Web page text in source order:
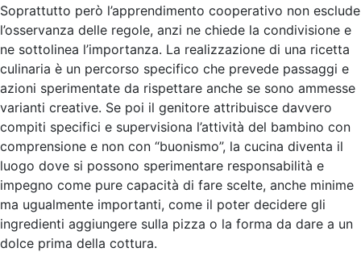
Soprattutto però l’apprendimento cooperativo non esclude
l’osservanza delle regole, anzi ne chiede la condivisione e
ne sottolinea l’importanza. La realizzazione di una ricetta
culinaria è un percorso specifico che prevede passaggi e
azioni sperimentate da rispettare anche se sono ammesse
varianti creative. Se poi il genitore attribuisce davvero
compiti specifici e supervisiona l’attività del bambino con
comprensione e non con “buonismo”, la cucina diventa il
luogo dove si possono sperimentare responsabilità e
impegno come pure capacità di fare scelte, anche minime
ma ugualmente importanti, come il poter decidere gli
ingredienti aggiungere sulla pizza o la forma da dare a un
dolce prima della cottura.